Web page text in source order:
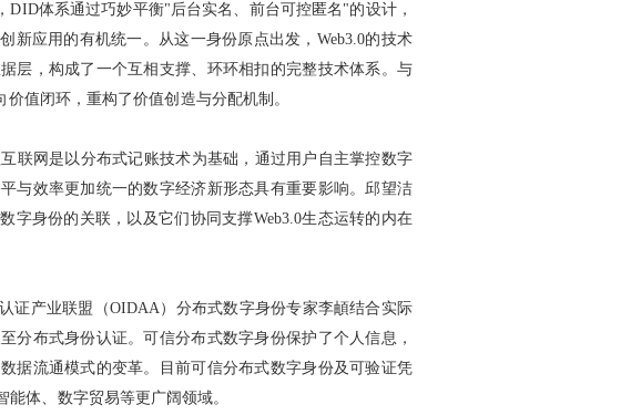
体系通过巧妙平衡"后台实名、前台可控匿名"的设计，
新应用的有机统一。从这一身份原点出发，Web3.0的技术
层，构成了一个互相支撑、环环相扣的完整技术体系。与
闭环，重构了价值创造与分配机制。
联网是以分布式记账技术为基础，通过用户自主掌控数字
与效率更加统一的数字经济新形态具有重要影响。邱望洁
字身份的关联，以及它们协同支撑Web3.0生态运转的内在
证产业联盟（OIDAA）分布式数字身份专家李頔结合实际
分布式身份认证。可信分布式数字身份保护了个人信息，
据流通模式的变革。目前可信分布式数字身份及可验证凭
体、数字贸易等更广阔领域。